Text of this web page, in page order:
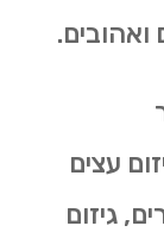
ואהובים.
עצים
גיזום